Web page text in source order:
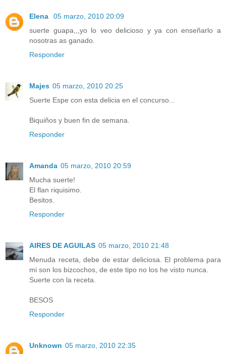
Elena
05 marzo, 2010 20:09
suerte guapa,,,yo lo veo delicioso y ya con enseñarlo a
nosotras as ganado.
Responder
Majes 05 marzo, 2010 20:25
Suerte Espe con esta delicia en el concurso...
Biquiños y buen fin de semana.
Responder
Amanda 05 marzo, 2010 20:59
Mucha suerte!
El flan riquisimo.
Besitos.
Responder
AIRES DE AGUILAS 05 marzo, 2010 21:48
Menuda receta, debe de estar deliciosa. El problema para
mi son los bizcochos, de este tipo no los he visto nunca.
Suerte con la receta.
BESOS
Responder
Unknown 05 marzo, 2010 22:35